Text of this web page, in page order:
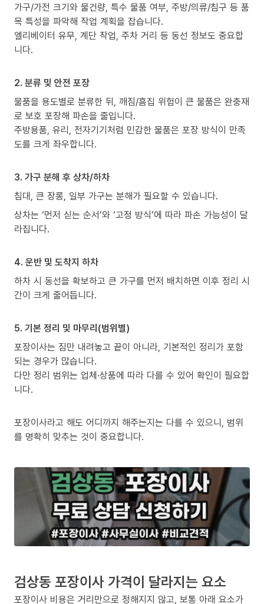
가구/가전 크기와 물건량, 특수 물품 여부, 주방/의류/침구 등 품
목 특성을 파악해 작업 계획을 잡습니다.
엘리베이터 유무, 계단 작업, 주차 거리 등 동선 정보도 중요합
니다.
2. 분류 및 안전 포장
물품을 용도별로 분류한 뒤, 깨짐/흠집 위험이 큰 물품은 완충재
로 보호 포장해 파손을 줄입니다.
주방용품, 유리, 전자기기처럼 민감한 물품은 포장 방식이 만족
도를 크게 좌우합니다.
3. 가구 분해 후 상차/하차
침대, 큰 장롱, 일부 가구는 분해가 필요할 수 있습니다.
상차는 ‘먼저 싣는 순서’와 ‘고정 방식’에 따라 파손 가능성이 달
라집니다.
4. 운반 및 도착지 하차
하차 시 동선을 확보하고 큰 가구를 먼저 배치하면 이후 정리 시
간이 크게 줄어듭니다.
5. 기본 정리 및 마무리(범위별)
포장이사는 짐만 내려놓고 끝이 아니라, 기본적인 정리가 포함
되는 경우가 많습니다.
다만 정리 범위는 업체·상품에 따라 다를 수 있어 확인이 필요합
니다.
포장이사라고 해도 어디까지 해주는지는 다를 수 있으니, 범위
를 명확히 맞추는 것이 중요합니다.
검상동 포장이사 가격이 달라지는 요소
포장이사 비용은 거리만으로 정해지지 않고, 보통 아래 요소가